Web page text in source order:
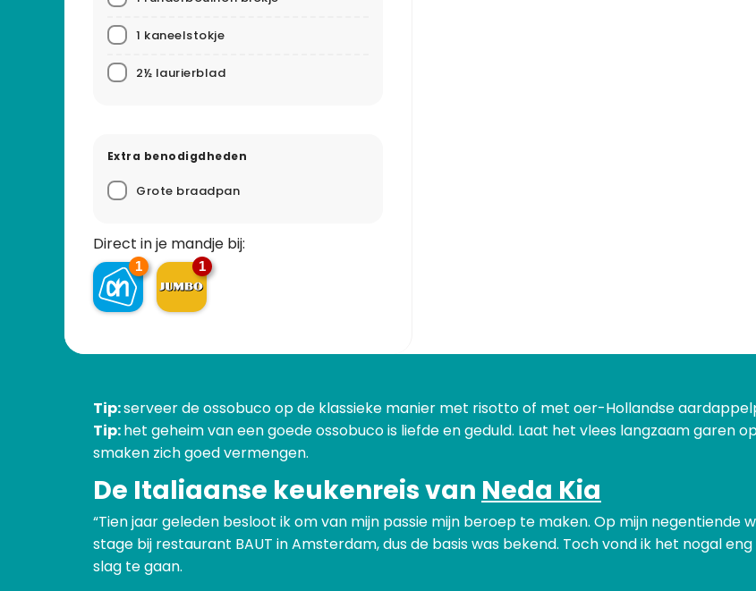
1 kaneelstokje
2½ laurierblad
Extra benodigdheden
Grote braadpan
Direct in je mandje bij:
1 1
Tip:serveer de ossobuco op de klassieke manier met risotto of met oer-Hollandse
Tip:het geheim van een goede ossobuco is liefde en geduld. Laat het vlees langzaam garen
smaken zich goed vermengen.
De Italiaanse keukenreis van Neda Kia
“Tien jaar geleden besloot ik om van mijn passie mijn beroep te maken. Op mijn negentiende
stage bij restaurant BAUT in Amsterdam, dus de basis was bekend. Toch vond ik het nogal
slag te gaan.